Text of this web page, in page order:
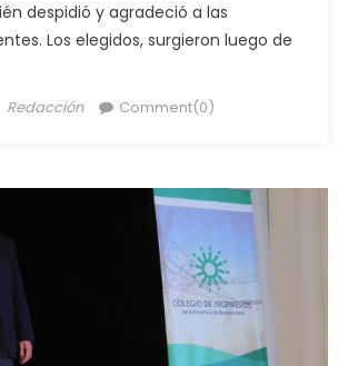
despidió y agradeció a las
Los elegidos, surgieron luego de
Redacción Comment(0)